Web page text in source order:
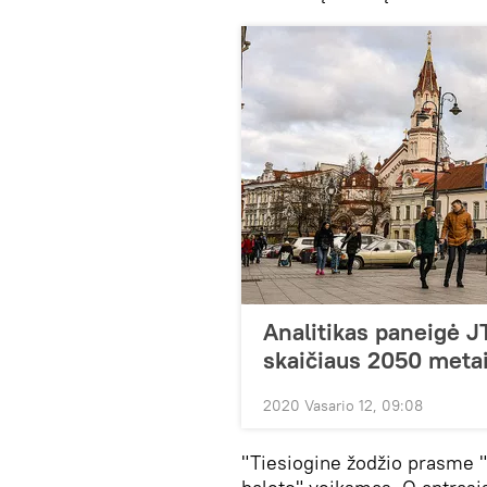
Analitikas paneigė
skaičiaus 2050
2020 Vasario 12, 09:08
"Tiesiogine žodžio